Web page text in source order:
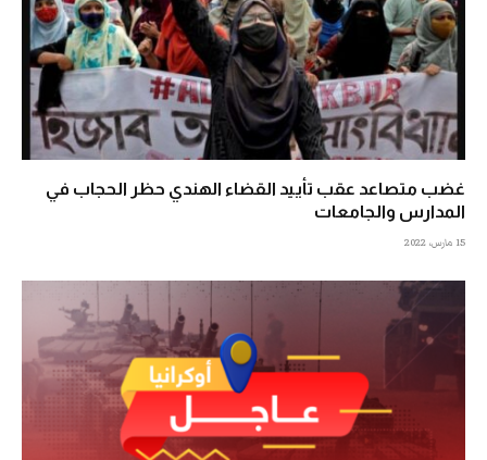
غضب متصاعد عقب تأييد القضاء الهندي حظر الحجاب في
المدارس والجامعات
15 مارس، 2022